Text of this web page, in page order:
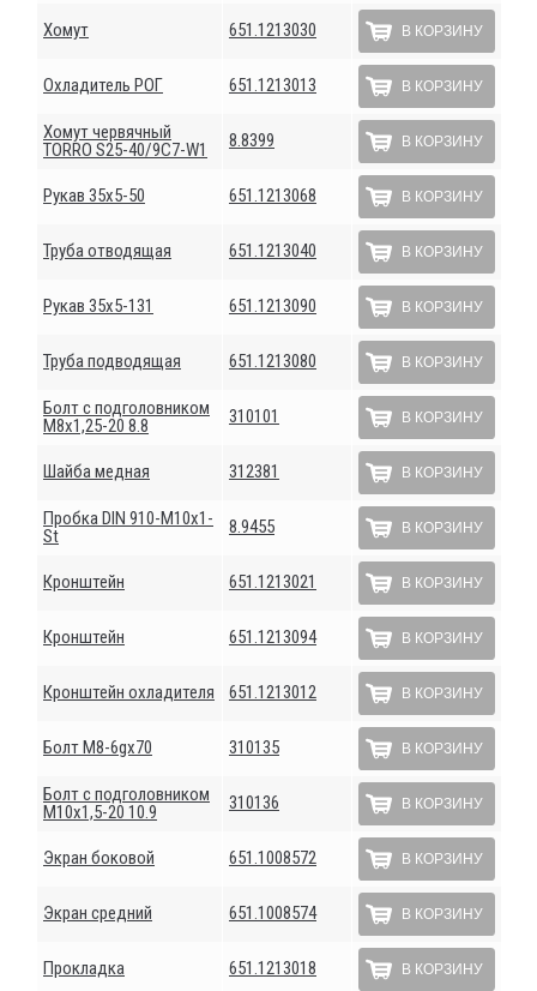
Хомут 651.1213030 В КОРЗИНУ
Охладитель РОГ 651.1213013 В КОРЗИНУ
Хомут червячный
ТОRRО S25-40/9С7-W1
8.8399 В КОРЗИНУ
Рукав 35х5-50 651.1213068 В КОРЗИНУ
Труба отводящая 651.1213040 В КОРЗИНУ
Рукав 35х5-131 651.1213090 В КОРЗИНУ
Труба подводящая 651.1213080 В КОРЗИНУ
Болт с подголовником
М8х1,25-20 8.8
310101 В КОРЗИНУ
Шайба медная 312381 В КОРЗИНУ
Пробка DIN 910-М10х1-
St
8.9455 В КОРЗИНУ
Кронштейн 651.1213021 В КОРЗИНУ
Кронштейн 651.1213094 В КОРЗИНУ
Кронштейн охладителя 651.1213012 В КОРЗИНУ
Болт М8-6gх70 310135 В КОРЗИНУ
Болт с подголовником
М10х1,5-20 10.9
310136 В КОРЗИНУ
Экран боковой 651.1008572 В КОРЗИНУ
Экран средний 651.1008574 В КОРЗИНУ
Прокладка 651.1213018 В КОРЗИНУ